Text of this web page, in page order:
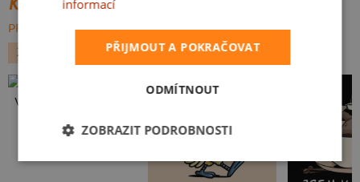
PROCHÁZET VŠE:
ZVÍŘÁTKA
VÁNOCE
Vlastní potisk
informací
PŘIJMOUT A POKRAČOVAT
ODMÍTNOUT
ZOBRAZIT PODROBNOSTI